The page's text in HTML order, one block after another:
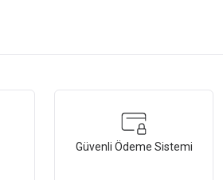
Güvenli Ödeme Sistemi